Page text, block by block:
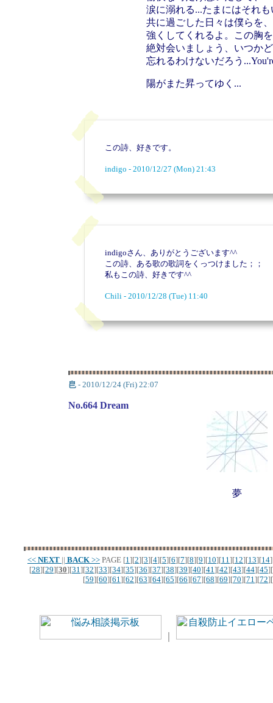
涙に溺れる...たまにはそれも
共に過ごした日々は僕らを、
強くしてくれるよ。この胸
絶対会いましょう、いつか
忘れるわけないだろう
陽がまた昇ってゆく...
この詩、好きです。
indigo - 2010/12/27 (Mon) 21:43
indigoさん、ありがとうございます^^
この詩、ある歌の歌詞をくっつけました；；
私もこの詩、好きです^^
Chili - 2010/12/28 (Tue) 11:40
皀 - 2010/12/24 (Fri) 22:07
No.664 Dream
夢
<< NEXT || BACK >> PAGE [1][2][3][4][5][6][7][8][9][10][11][12][13][14
[28][29][30][31][32][33][34][35][36][37][38][39][40][41][42][43][44][45][
[59][60][61][62][63][64][65][66][67][68][69][70][71][72][